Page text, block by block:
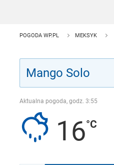
POGODA WP.PL MEKSYK
Aktualna pogoda, godz. 3:55
16